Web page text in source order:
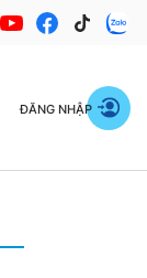
ĐĂNG NHẬP